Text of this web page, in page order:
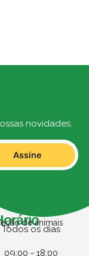
novidades.
Assine
de animais
Todos os dias
09:00 - 18:00